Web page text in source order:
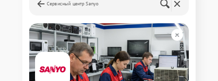
Сервисный центр Sanyo